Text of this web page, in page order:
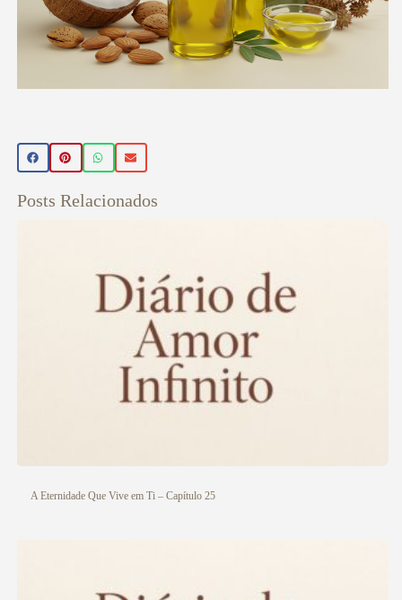
🌿 Realce sua beleza de forma natural! Conheça nossos
produtos de beleza veganos 💚 Use o cupom PRIMEIRA15
Posts Relacionados
A Eternidade Que Vive em Ti – Capítulo 25